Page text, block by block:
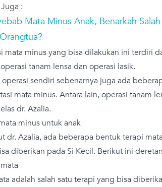
:
Mata Minus Anak, Benarkah
mata minus yang bisa dilakukan ini terdiri
tanam lensa dan operasi lasik.
sendiri sebenarnya juga ada
mata minus. Antara lain, operasi tanam
dr. Azalia.
minus untuk anak
dr. Azalia, ada beberapa bentuk terapi
diberikan pada Si Kecil. Berikut ini
adalah salah satu terapi yang bisa